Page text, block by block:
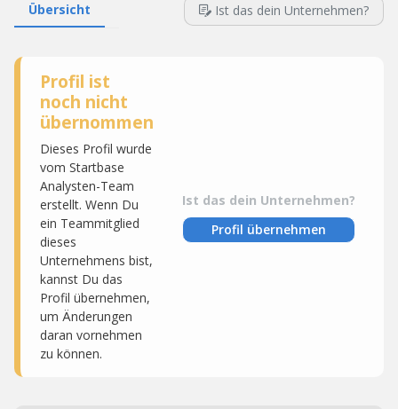
Übersicht Ist das dein Unternehmen?
Profil ist
noch nicht
übernommen
Dieses Profil wurde
vom Startbase
Analysten-Team
erstellt. Wenn Du
ein Teammitglied
dieses
Unternehmens bist,
kannst Du das
Profil übernehmen,
um Änderungen
daran vornehmen
zu können.
Ist das dein Unternehmen?
Profil übernehmen